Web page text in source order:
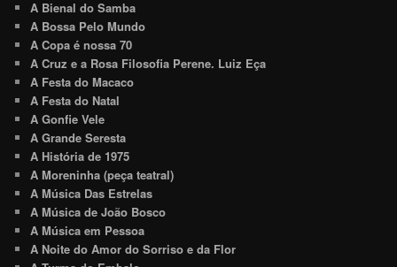
A Bienal do Samba
A Bossa Pelo Mundo
A Copa é nossa 70
A Cruz e a Rosa Filosofia Perene. Luiz Eça
A Festa do Macaco
A Festa do Natal
A Gonfie Vele
A Grande Seresta
A História de 1975
A Moreninha (peça teatral)
A Música Das Estrelas
A Música de João Bosco
A Música em Pessoa
A Noite do Amor do Sorriso e da Flor